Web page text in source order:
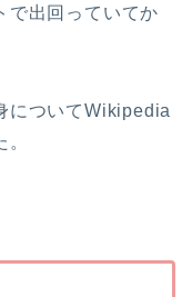
で出回っていてか
についてWikipedia